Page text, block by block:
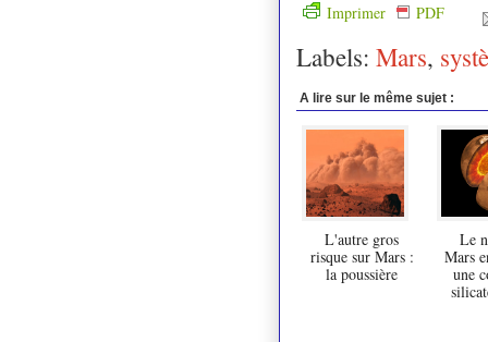
Imprimer PDF
Labels: Mars,
A lire sur le même sujet :
L'autre gros
risque sur Mars :
la poussière
Le
Mars
une